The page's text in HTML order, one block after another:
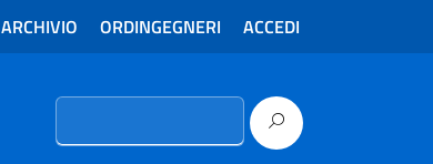
ARCHIVIO ORDINGEGNERI ACCEDI
Ricerca